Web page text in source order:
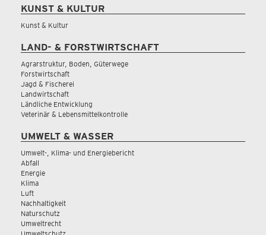
KUNST & KULTUR
Kunst & Kultur
LAND- & FORSTWIRTSCHAFT
Agrarstruktur, Boden, Güterwege
Forstwirtschaft
Jagd & Fischerei
Landwirtschaft
Ländliche Entwicklung
Veterinär & Lebensmittelkontrolle
UMWELT & WASSER
Umwelt-, Klima- und Energiebericht
Abfall
Energie
Klima
Luft
Nachhaltigkeit
Naturschutz
Umweltrecht